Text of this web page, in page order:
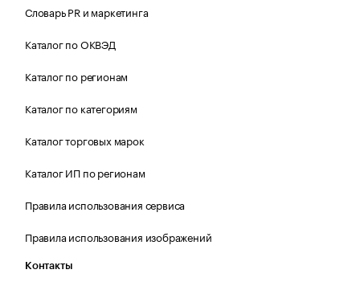
Словарь PR и маркетинга
Каталог по ОКВЭД
Каталог по регионам
Каталог по категориям
Каталог торговых марок
Каталог ИП по регионам
Правила использования сервиса
Правила использования изображений
Контакты